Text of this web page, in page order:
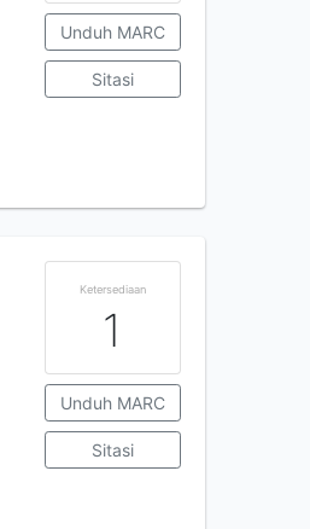
Unduh MARC
Sitasi
Ketersediaan
1
Unduh MARC
Sitasi